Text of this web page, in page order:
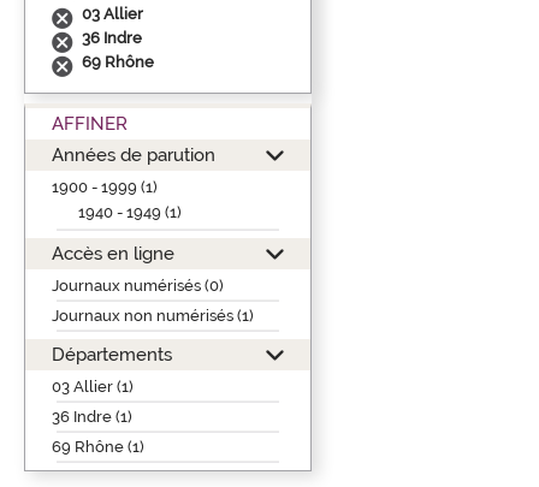
03 Allier
36 Indre
69 Rhône
AFFINER
Années de parution
1900 - 1999 (1)
1940 - 1949 (1)
Accès en ligne
Journaux numérisés (0)
Journaux non numérisés (1)
Départements
03 Allier (1)
36 Indre (1)
69 Rhône (1)